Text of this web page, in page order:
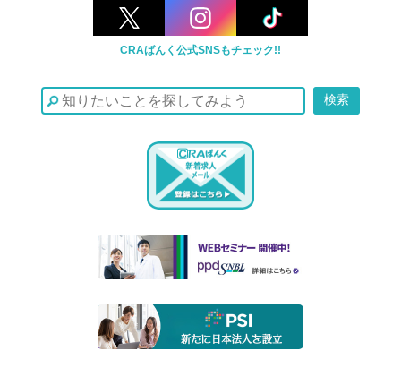
CRAばんく公式SNSもチェック!!